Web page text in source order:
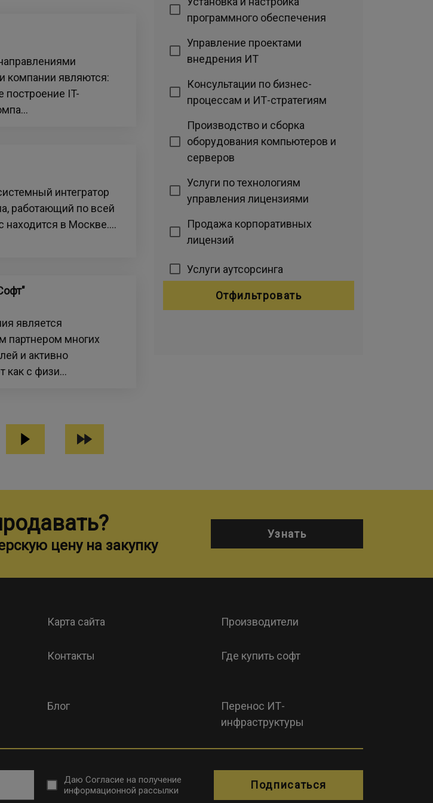
компании являются:
построение IT-
интегратор
работающий по всей
находится в Москве....
является
партнером многих
и активно
как с физи...
программного обеспечения
Управление проектами
внедрения ИТ
Консультации по бизнес-
процессам и ИТ-стратегиям
Производство и сборка
оборудования компьютеров и
серверов
Услуги по технологиям
управления лицензиями
Продажа корпоративных
лицензий
Услуги аутсорсинга
Отфильтровать
цену на закупку
Узнать
Карта сайта Производители
Контакты Где купить софт
Блог
Перенос ИТ-
инфраструктуры
Даю Согласие на получение
информационной рассылки
Подписаться